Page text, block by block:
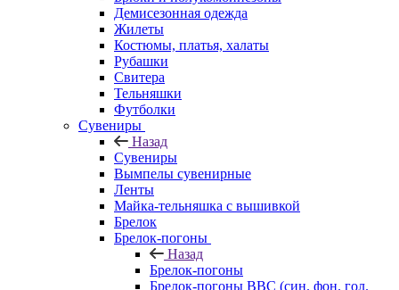
Демисезонная одежда
Жилеты
Костюмы, платья, халаты
Рубашки
Свитера
Тельняшки
Футболки
Сувениры
Назад
Сувениры
Вымпелы сувенирные
Ленты
Майка-тельняшка с вышивкой
Брелок
Брелок-погоны
Назад
Брелок-погоны
Брелок-погоны ВВС (син. фон. гол.